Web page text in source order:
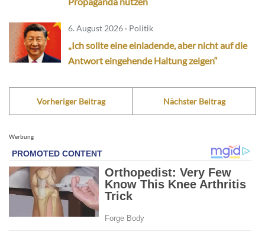
6. August 2026 · Politik
„Ich sollte eine einladende, aber nicht auf die
Antwort eingehende Haltung zeigen“
Vorheriger Beitrag Nächster Beitrag
Werbung